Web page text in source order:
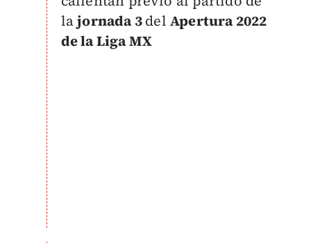
lajornada 3del Apertura 2022
de la Liga MX